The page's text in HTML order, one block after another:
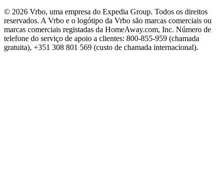
© 2026 Vrbo, uma empresa do Expedia Group. Todos os direitos
reservados. A Vrbo e o logótipo da Vrbo são marcas comerciais ou
marcas comerciais registadas da HomeAway.com, Inc. Número de
telefone do serviço de apoio a clientes: 800-855-959 (chamada
gratuita), +351 308 801 569 (custo de chamada internacional).